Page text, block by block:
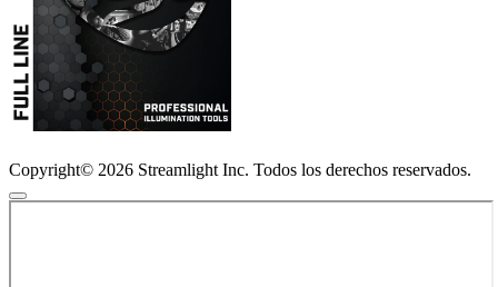
Copyright© 2026 Streamlight Inc. Todos los derechos reservados.